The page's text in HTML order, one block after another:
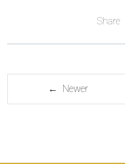
Share
← Newer